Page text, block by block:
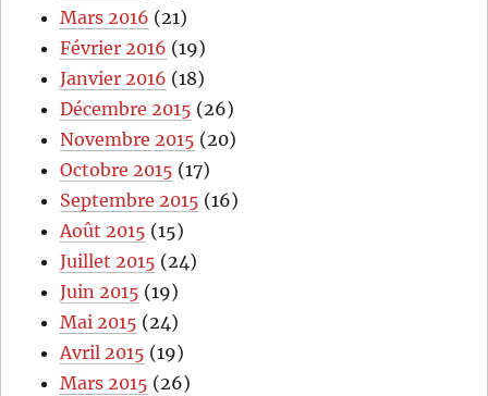
Mars 2016 (21)
Février 2016 (19)
Janvier 2016 (18)
Décembre 2015 (26)
Novembre 2015 (20)
Octobre 2015 (17)
Septembre 2015 (16)
Août 2015 (15)
Juillet 2015 (24)
Juin 2015 (19)
Mai 2015 (24)
Avril 2015 (19)
Mars 2015 (26)